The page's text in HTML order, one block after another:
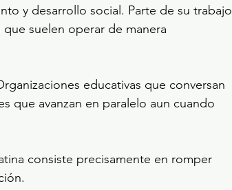
y desarrollo social. Parte de su trabajo
suelen operar de manera
educativas que conversan
que avanzan en paralelo aun cuando
consiste precisamente en romper